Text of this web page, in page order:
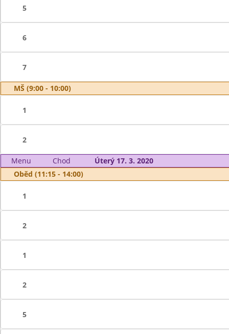
5
6
7
MŠ (9:00 - 10:00)
1
2
Menu Chod
Úterý 17. 3. 2020
Oběd (11:15 - 14:00)
1
2
1
2
5